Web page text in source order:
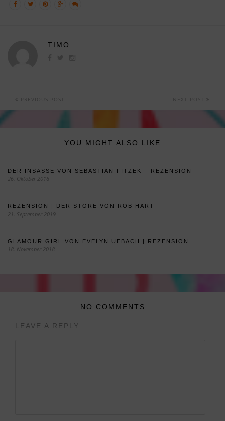
TIMO
PREVIOUS POST NEXT POST
YOU MIGHT ALSO LIKE
DER INSASSE VON SEBASTIAN FITZEK – REZENSION
26. Oktober 2018
REZENSION | DER STORE VON ROB HART
21. September 2019
GLAMOUR GIRL VON EVELYN UEBACH | REZENSION
18. November 2018
NO COMMENTS
LEAVE A REPLY